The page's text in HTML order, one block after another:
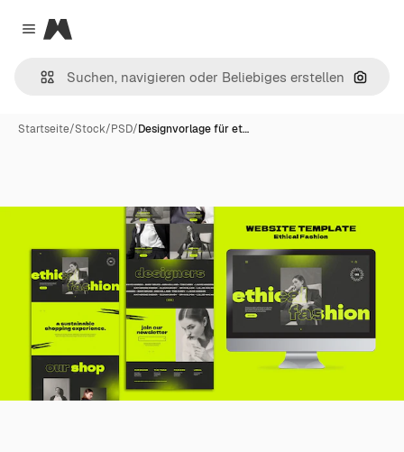
Close menu
Magnific
Nach
Startseite/Stock/PSD/Designvorlage für et…